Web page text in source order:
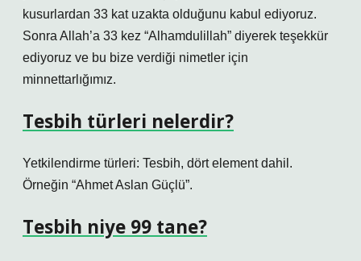
kusurlardan 33 kat uzakta olduğunu kabul ediyoruz.
Sonra Allah’a 33 kez “Alhamdulillah” diyerek teşekkür
ediyoruz ve bu bize verdiği nimetler için
minnettarlığımız.
Tesbih türleri nelerdir?
Yetkilendirme türleri: Tesbih, dört element dahil.
Örneğin “Ahmet Aslan Güçlü”.
Tesbih niye 99 tane?